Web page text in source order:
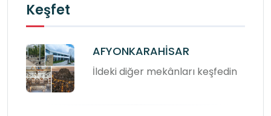
Keşfet
AFYONKARAHİSAR
İldeki diğer mekânları keşfedin